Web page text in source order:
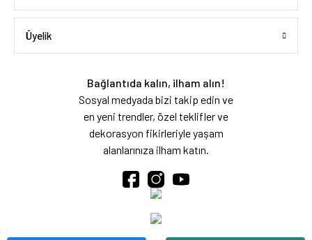
Üyelik
Bağlantıda kalın, ilham alın!
Sosyal medyada bizi takip edin ve
en yeni trendler, özel teklifler ve
dekorasyon fikirleriyle yaşam
alanlarınıza ilham katın.